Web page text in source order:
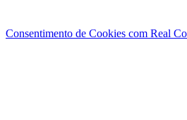
Consentimento de Cookies com Real